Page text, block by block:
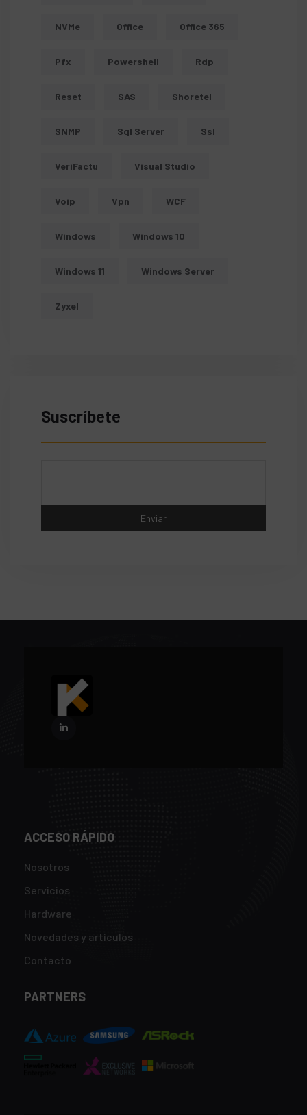
NVMe Office Office 365
Pfx Powershell Rdp
Reset SAS Shoretel
SNMP Sql Server Ssl
VeriFactu Visual Studio
Voip Vpn WCF
Windows Windows 10
Windows 11 Windows Server
Zyxel
Suscríbete
ACCESO RÁPIDO
Nosotros
Servicios
Hardware
Novedades y artículos
Contacto
PARTNERS